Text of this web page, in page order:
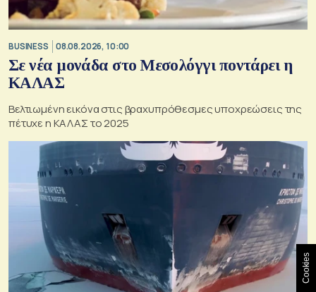
BUSINESS 08.08.2026, 10:00
Σε νέα μονάδα στο Μεσολόγγι ποντάρει η
ΚΑΛΑΣ
Βελτιωμένη εικόνα στις βραχυπρόθεσμες υποχρεώσεις της
πέτυχε η ΚΑΛΑΣ το 2025
Cookies